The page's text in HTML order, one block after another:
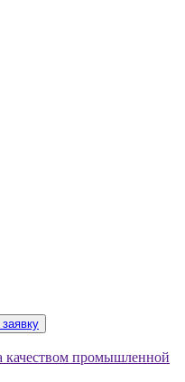
качеством промышленной